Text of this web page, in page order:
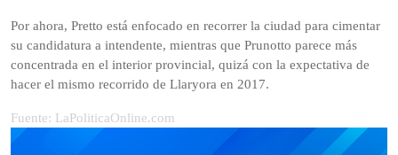
Por ahora, Pretto está enfocado en recorrer la ciudad para cimentar
su candidatura a intendente, mientras que Prunotto parece más
concentrada en el interior provincial, quizá con la expectativa de
hacer el mismo recorrido de Llaryora en 2017.
Fuente: LaPoliticaOnline.com